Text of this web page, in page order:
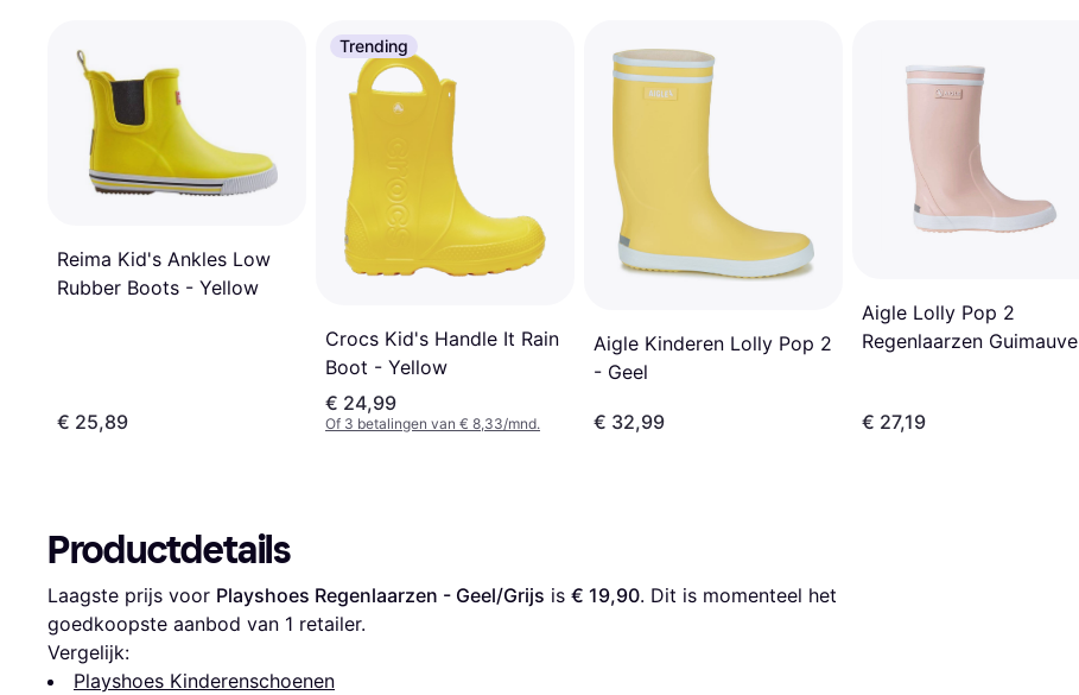
Reima Kid's Ankles Low
Rubber Boots - Yellow
€ 25,89
Trending
Crocs Kid's Handle It Rain
Boot - Yellow
€ 24,99
Of 3 betalingen van € 8,33/mnd.
Aigle Kinderen Lolly Pop 2
- Geel
€ 32,99
Aigle Lolly Pop 2
Regenlaarzen Guimauve
€ 27,19
Productdetails
Laagste prijs voor Playshoes Regenlaarzen - Geel/Grijs is € 19,90. Dit is momenteel het
goedkoopste aanbod van 1 retailer.
Vergelijk:
Playshoes Kinderenschoenen